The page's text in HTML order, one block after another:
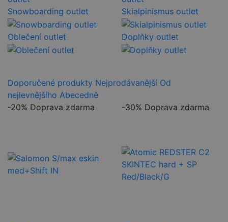
Snowboarding outlet Skialpinismus outlet
Oblečení outlet Doplňky outlet
Doporučené produkty Nejprodávanější Od
nejlevnějšího Abecedně
-20% Doprava zdarma -30% Doprava zdarma